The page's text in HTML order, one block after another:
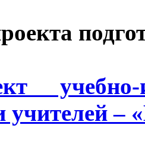
учебно-
учителей –